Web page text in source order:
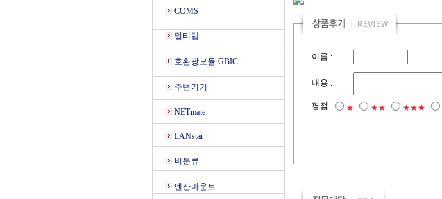
COMS
멀티탭
호환광모듈 GBIC
주변기기
NETmate
LANstar
비분류
엔산마운트
이름 :
내용 :
평점 ★ ★★ ★★★